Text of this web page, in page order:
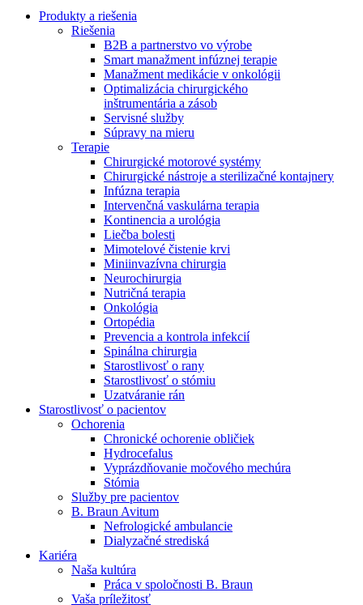
Produktový katalóg​
Objavte naše produkty. ​Navštívte produktový katalóg B.
Braun​ s našim kompletným produktovým portfóliom.​
Nefrologické ambulancie
V nefrologických ambulanciách prevádzkujeme poradenstvo
a prípravu pacientov k jednotlivým metódam náhrady funkcie
obličiek. Zvoľte si mesto, ktoré potrebujete a navštívte nás.
Zostaňte v dialógu s B. Braun. Kontaktujte nás.
Produkty a riešenia
Riešenia
B2B a partnerstvo vo výrobe
Smart manažment infúznej terapie
Manažment medikácie v onkológii
Optimalizácia chirurgického
inštrumentária a zásob
Servisné služby
Súpravy na mieru
Terapie
Chirurgické motorové systémy
Chirurgické nástroje a sterilizačné kontajnery
Infúzna terapia
Intervenčná vaskulárna terapia
Kontinencia a urológia
Liečba bolesti
Mimotelové čistenie krvi
Miniinvazívna chirurgia
Neurochirurgia
Nutričná terapia
Onkológia
Ortopédia
Prevencia a kontrola infekcií
Spinálna chirurgia
Starostlivosť o rany
Starostlivosť o stómiu
Uzatváranie rán
Starostlivosť o pacientov
Ochorenia
Chronické ochorenie obličiek
Hydrocefalus
Vyprázdňovanie močového mechúra
Stómia
Služby pre pacientov
B. Braun Avitum
Nefrologické ambulancie
Dialyzačné strediská
Kariéra
Naša kultúra
Práca v spoločnosti B. Braun
Vaša príležitosť